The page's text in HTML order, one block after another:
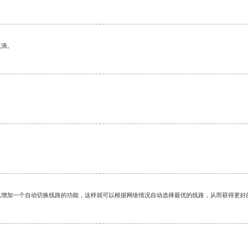
。
一个自动切换线路的功能，这样就可以根据网络情况自动选择最优的线路，从而获得更好